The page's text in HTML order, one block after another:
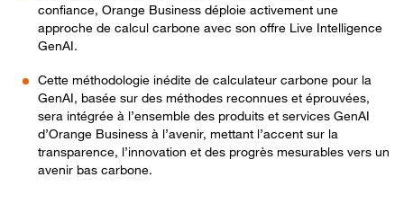
confiance, Orange Business déploie activement une
approche de calcul carbone avec son offre Live Intelligence
GenAI.
Cette méthodologie inédite de calculateur carbone pour la
GenAI, basée sur des méthodes reconnues et éprouvées,
sera intégrée à l’ensemble des produits et services GenAI
d’Orange Business à l’avenir, mettant l’accent sur la
transparence, l’innovation et des progrès mesurables vers un
avenir bas carbone.